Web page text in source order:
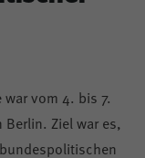
vom 4. bis 7.
Ziel war es,